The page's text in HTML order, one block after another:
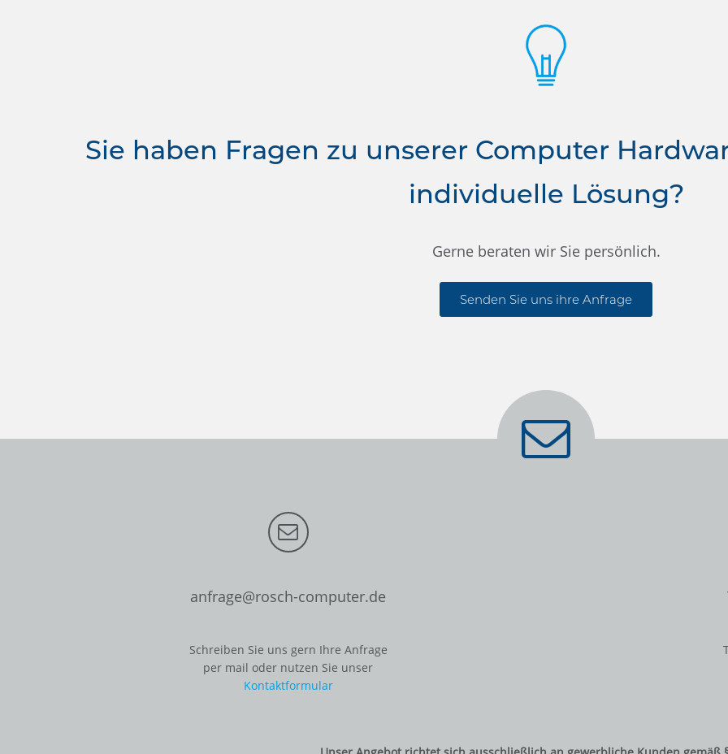
Sie haben Fragen zu unserer Computer
individuelle Lösung?
Gerne beraten wir Sie persönlich.
Senden Sie uns ihre Anfrage
anfrage@rosch-computer.de
Schreiben Sie uns gern Ihre Anfrage
per mail oder nutzen Sie unser
Kontaktformular